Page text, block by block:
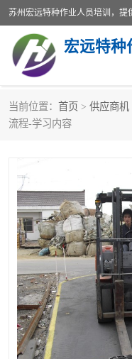
当前位置： 首页 > 供应商机
流程-学习内容
叉车培训
电工培训
电梯培训
叉车上牌出租
叉车工培训学校
学叉车培训技巧
叉车培训中心